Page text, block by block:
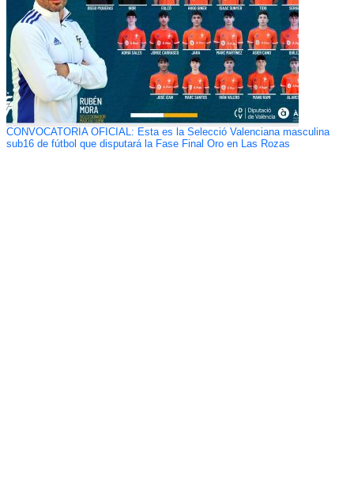
CONVOCATORIA OFICIAL: Esta es la Selecció Valenciana masculina
sub16 de fútbol que disputará la Fase Final Oro en Las Rozas